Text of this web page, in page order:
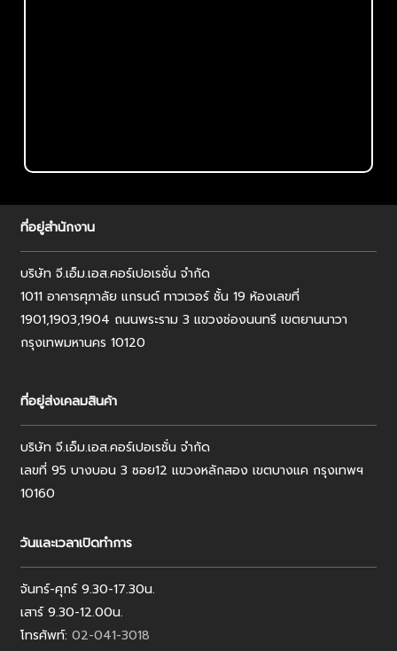
ที่อยู่สำนักงาน
บริษัท จี.เอ็ม.เอส.คอร์เปอเรชั่น จำกัด
1011 อาคารศุภาลัย แกรนด์ ทาวเวอร์ ชั้น 19 ห้องเลขที่
1901,1903,1904 ถนนพระราม 3 แขวงช่องนนทรี เขตยานนาวา
กรุงเทพมหานคร 10120
ที่อยู่ส่งเคลมสินค้า
บริษัท จี.เอ็ม.เอส.คอร์เปอเรชั่น จำกัด
เลขที่ 95 บางบอน 3 ซอย12 แขวงหลักสอง เขตบางแค กรุงเทพฯ
10160
วันและเวลาเปิดทำการ
จันทร์-ศุกร์ 9.30-17.30น.
เสาร์ 9.30-12.00น.
โทรศัพท์: 02-041-3018